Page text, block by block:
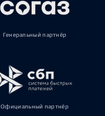
Генеральный партнёр
Официальный партнёр